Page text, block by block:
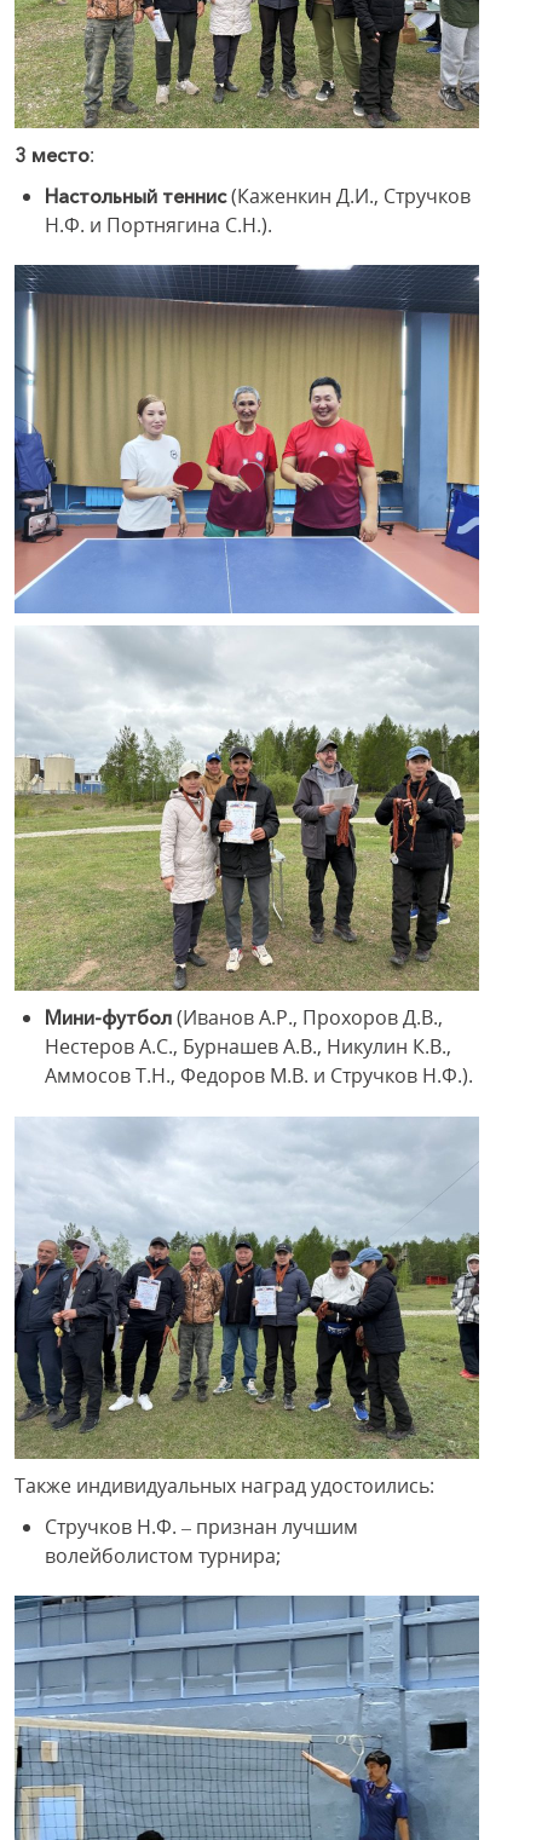
3 место:
Настольный теннис(Каженкин Д.И., Стручков
Н.Ф. и Портнягина С.Н.).
Мини-футбол(Иванов А.Р., Прохоров Д.В.,
Нестеров А.С., Бурнашев А.В., Никулин К.В.,
Аммосов Т.Н., Федоров М.В. и Стручков Н.Ф.).
Также индивидуальных наград удостоились:
Стручков Н.Ф. – признан лучшим
волейболистом турнира;